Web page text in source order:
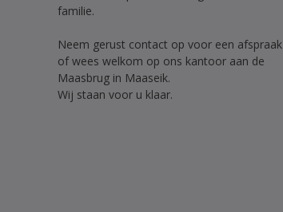
familie.
Neem gerust contact op voor een afspraak
of wees welkom op ons kantoor aan de
Maasbrug in Maaseik.
Wij staan voor u klaar.